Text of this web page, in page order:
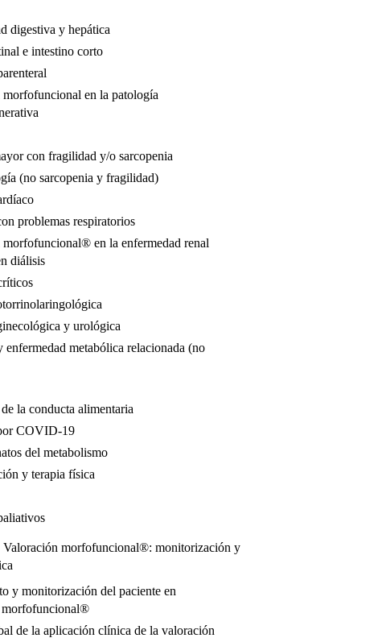
digestiva y hepática
e intestino corto
en la patología
con fragilidad y/o sarcopenia
(no sarcopenia y fragilidad)
problemas respiratorios
morfofuncional® en la enfermedad renal
diálisis
y urológica
enfermedad metabólica relacionada (no
la conducta alimentaria
COVID-19
del metabolismo
y terapia física
morfofuncional®: monitorización y
y monitorización del paciente en
morfofuncional®
de la aplicación clínica de la valoración